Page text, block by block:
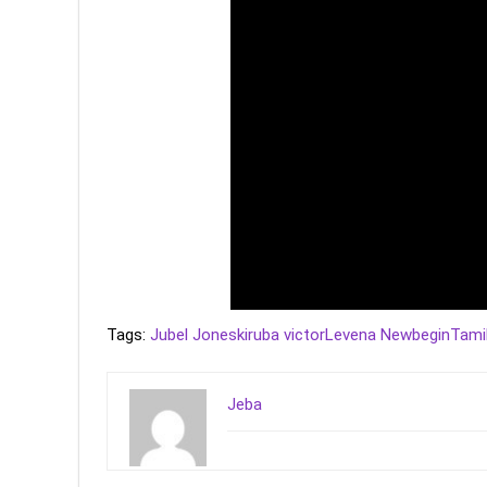
Tags: Jubel Joneskiruba victorLevena Newbegin
Jeba